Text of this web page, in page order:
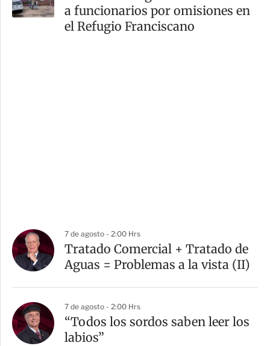
a funcionarios por omisiones en
el Refugio Franciscano
7 de agosto - 2:00 Hrs
Tratado Comercial + Tratado de
Aguas = Problemas a la vista (II)
7 de agosto - 2:00 Hrs
“Todos los sordos saben leer los
labios”